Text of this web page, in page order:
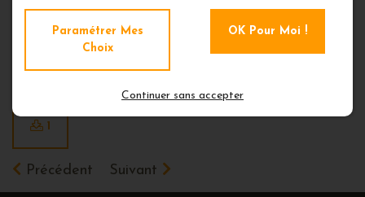
En fichier joint, quelques éléments descriptifs des
1
Précédent Suivant
Paramétrer Mes
Choix
OK Pour Moi !
Continuer sans accepter